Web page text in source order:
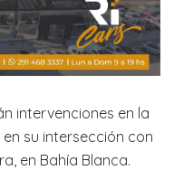
intervenciones en la
su intersección con
en Bahía Blanca.